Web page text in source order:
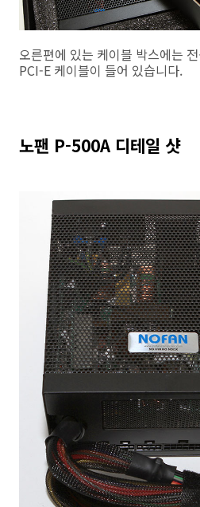
오른편에 있는 케이블 박스에는
PCI-E 케이블이 들어 있습니다.
노팬 P-500A 디테일 샷